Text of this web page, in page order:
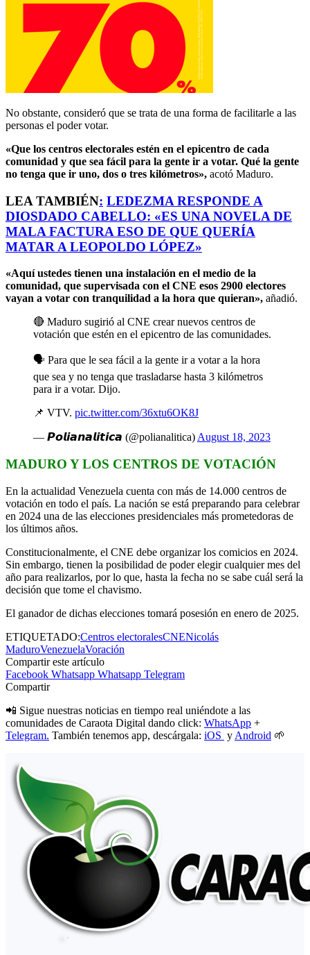
No obstante, consideró que se trata de una forma de facilitarle a las
personas el poder votar.
«Que los centros electorales estén en el epicentro de cada
comunidad y que sea fácil para la gente ir a votar. Qué la gente
no tenga que ir uno, dos o tres kilómetros», acotó Maduro.
LEA TAMBIÉN: LEDEZMA RESPONDE A
DIOSDADO CABELLO: «ES UNA NOVELA DE
MALA FACTURA ESO DE QUE QUERÍA
MATAR A LEOPOLDO LÓPEZ»
«Aquí ustedes tienen una instalación en el medio de la
comunidad, que supervisada con el CNE esos 2900 electores
vayan a votar con tranquilidad a la hora que quieran», añadió.
🔴 Maduro sugirió al CNE crear nuevos centros de
votación que estén en el epicentro de las comunidades.
🗣️ Para que le sea fácil a la gente ir a votar a la hora
que sea y no tenga que trasladarse hasta 3 kilómetros
para ir a votar. Dijo.
📌 VTV. pic.twitter.com/36xtu6OK8J
— 𝙋𝙤𝙡𝙞𝙖𝙣𝙖𝙡𝙞𝙩𝙞𝙘𝙖 (@polianalitica) August 18, 2023
MADURO Y LOS CENTROS DE VOTACIÓN
En la actualidad Venezuela cuenta con más de 14.000 centros de
votación en todo el país. La nación se está preparando para celebrar
en 2024 una de las elecciones presidenciales más prometedoras de
los últimos años.
Constitucionalmente, el CNE debe organizar los comicios en 2024.
Sin embargo, tienen la posibilidad de poder elegir cualquier mes del
año para realizarlos, por lo que, hasta la fecha no se sabe cuál será la
decisión que tome el chavismo.
El ganador de dichas elecciones tomará posesión en enero de 2025.
ETIQUETADO:Centros electoralesCNENicolás
MaduroVenezuelaVoración
Compartir este artículo
Facebook Whatsapp Whatsapp Telegram
Compartir
📲 Sigue nuestras noticias en tiempo real uniéndote a las
comunidades de Caraota Digital dando click: WhatsApp +
Telegram. También tenemos app, descárgala: iOS y Android 🌱